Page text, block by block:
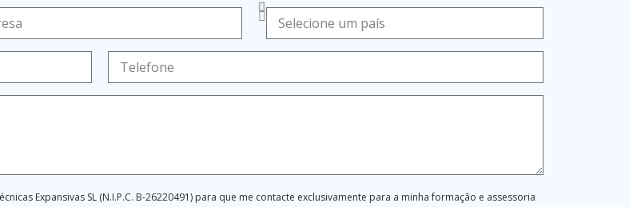
Expansivas SL (N.I.P.C. B-26220491) para que me contacte exclusivamente para a minha formação e assessoria